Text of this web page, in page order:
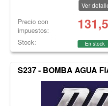
Ver
Precio con
impuestos:
Stock: En stock
S237 - BOMBA AGUA